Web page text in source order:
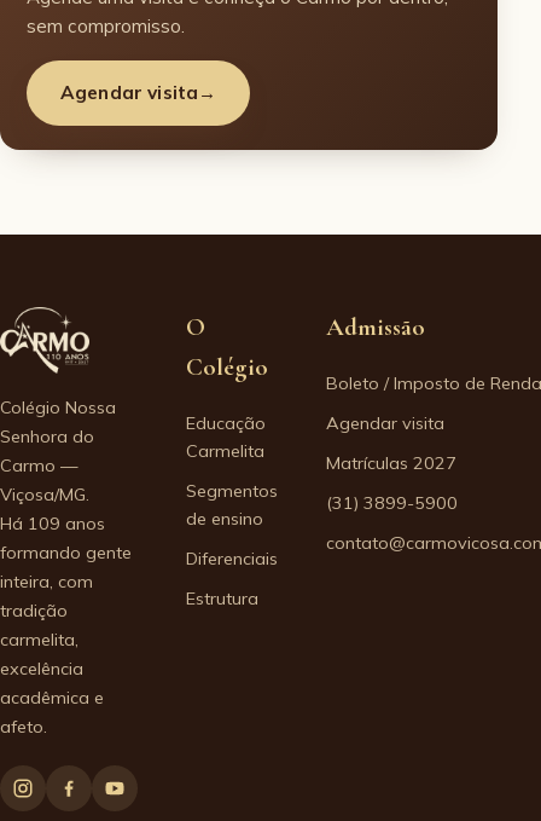
sem compromisso.
Agendar visita →
Colégio Nossa
Senhora do
Carmo —
Viçosa/MG.
Há 109 anos
formando gente
inteira, com
tradição
carmelita,
excelência
acadêmica e
afeto.
O
Colégio
Educação
Carmelita
Segmentos
de ensino
Diferenciais
Estrutura
Admissão
Boleto / Imposto de Renda
Agendar visita
Matrículas 2027
(31) 3899-5900